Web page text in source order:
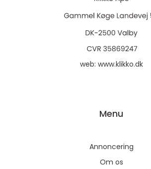
web: www.klikko.dk
Menu
Annoncering
Om os